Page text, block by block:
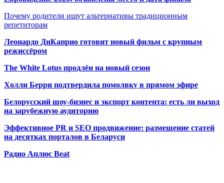
Почему родители ищут альтернативы традиционным
репетиторам
Леонардо ДиКаприо готовит новый фильм с крупным
режиссёром
The White Lotus продлён на новый сезон
Холли Берри подтвердила помолвку в прямом эфире
Белорусский шоу-бизнес и экспорт контента: есть ли выход
на зарубежную аудиторию
Эффективное PR и SEO продвижение: размещение статей
на десятках порталов в Беларуси
Радио Аплюс Beat